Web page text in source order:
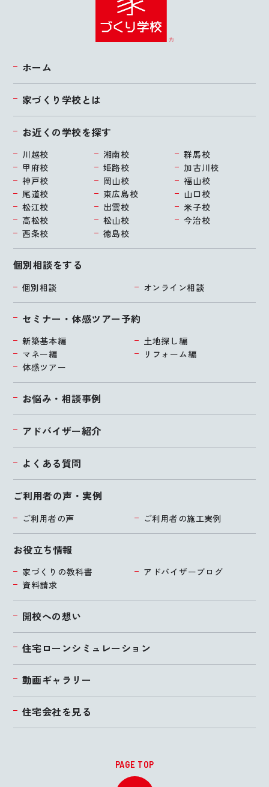
ホーム
家づくり学校とは
お悩み・相談事例
アドバイザー紹介
よくある質問
ご利用者の声・実例
ご利用者の声 ご利用者の施工実例
個別相談をする
個別相談 オンライン相談
セミナー・体感ツアー予約
新築基本編
土地探し編
マネー編
リフォーム編
体感ツアー
お近くの学校を探す
川越校 湘南校
群馬校
甲府校
姫路校
加古川校
神戸校
岡山校
福山校
尾道校
東広島校
山口校
松江校
出雲校
米子校
高松校
松山校
今治校
西条校
徳島校
お役立ち情報
家づくりの教科書
アドバイザーブログ
資料請求
開校への想い
住宅ローンシミュレーション
動画ギャラリー
住宅会社を見る
PAGE TOP